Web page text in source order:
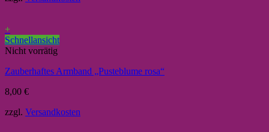
+
Schnellansicht
Nicht vorrätig
Zauberhaftes Armband „Pusteblume rosa“
8,00 €
zzgl. Versandkosten